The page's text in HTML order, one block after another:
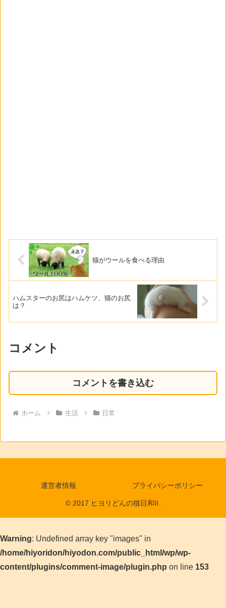
猫がウールを食べる理由
ハムスターのお尻はハムケツ、猫のお尻
は？
コメント
コメントを書き込む
ホーム 生活 日常
運営者情報 プライバシーポリシー
© 2017 ヒヨリどんの猫日和II.
Warning: Undefined array key "images" in
/home/hiyoridon/hiyodon.com/public_html/wp/wp-
content/plugins/comment-image/plugin.php on line 153